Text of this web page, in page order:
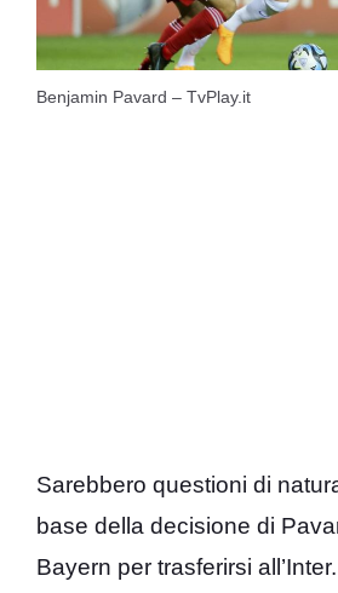
Benjamin Pavard – TvPlay.it
Sarebbero questioni di
base della decisione di
Bayern per trasferirsi